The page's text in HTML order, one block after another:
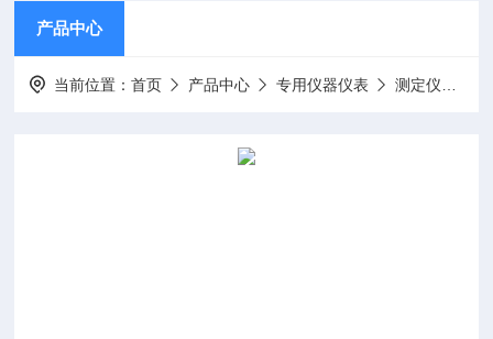
产品中心
当前位置：首页 产品中心 专用仪器仪表 测定仪